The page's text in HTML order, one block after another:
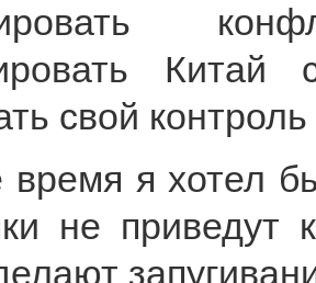
свой
я хотел
не приведут